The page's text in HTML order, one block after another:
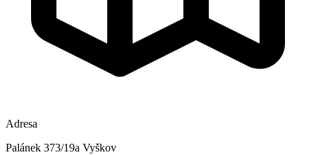
Adresa
Palánek 373/19a Vyškov